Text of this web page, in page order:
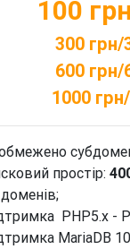
100
300 грн/
600 грн/
1000
простір:
PHP5.x -
MariaDB